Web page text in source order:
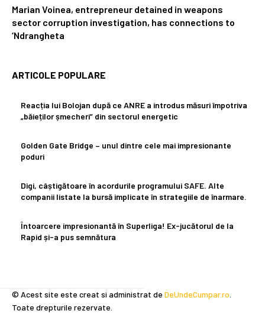
Marian Voinea, entrepreneur detained in weapons
sector corruption investigation, has connections to
‘Ndrangheta
ARTICOLE POPULARE
Reacția lui Bolojan după ce ANRE a introdus măsuri împotriva
„băieților șmecheri” din sectorul energetic
Golden Gate Bridge – unul dintre cele mai impresionante
poduri
Digi, câștigătoare în acordurile programului SAFE. Alte
companii listate la bursă implicate în strategiile de înarmare.
Întoarcere impresionantă în Superliga! Ex-jucătorul de la
Rapid și-a pus semnătura
© Acest site este creat si administrat de DeUndeCumpar.ro
Toate drepturile rezervate.